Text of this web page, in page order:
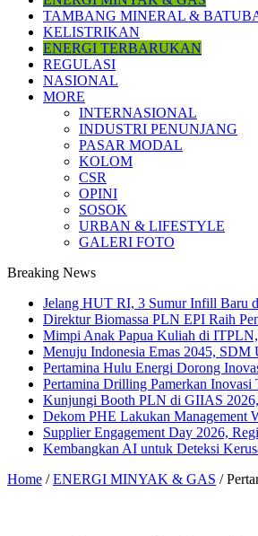
TAMBANG MINERAL &
KELISTRIKAN
ENERGI TERBARUKAN
REGULASI
NASIONAL
MORE
INTERNASIONAL
INDUSTRI PENUNJANG
PASAR MODAL
KOLOM
CSR
OPINI
SOSOK
URBAN & LIFESTYLE
GALERI FOTO
Breaking News
Jelang HUT RI, 3 Sumur Infill Baru
Direktur Biomassa PLN EPI Raih
Mimpi Anak Papua Kuliah di
Menuju Indonesia Emas 2045, SDM
Pertamina Hulu Energi Dorong
Pertamina Drilling Pamerkan
Kunjungi Booth PLN di GIIAS
Dekom PHE Lakukan Management
Supplier Engagement Day 2026,
Kembangkan AI untuk Deteksi
Home / ENERGI MINYAK & GAS /